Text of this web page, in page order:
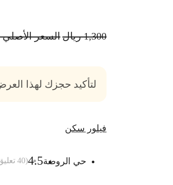
1,300 ريالالسعر الأصلي هو:
لتأكيد حجزك لهذا
فيلور سكن
حي الروضة4.5
(
40